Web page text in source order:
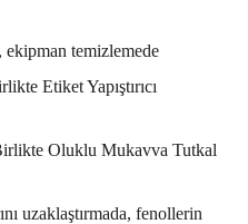
ekipman temizlemede
Etiket Yapıştırıcı
Oluklu Mukavva Tutkal
uzaklaştırmada, fenollerin